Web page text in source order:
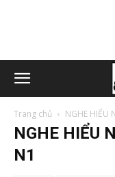
Trang chủ NGHE HIỂU
NGHE HIỂU
N1